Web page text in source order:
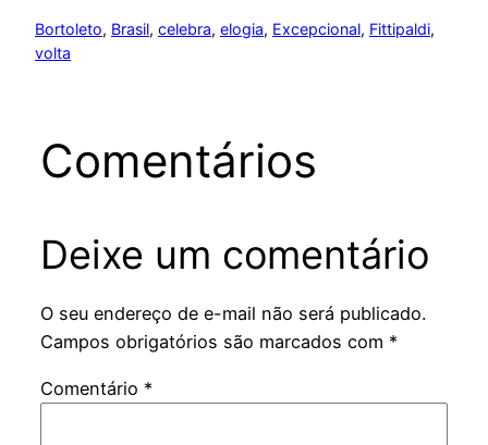
Bortoleto, Brasil, celebra, elogia, Excepcional, Fittipaldi
volta
Comentários
Deixe um comentário
O seu endereço de e-mail não será publicado.
Campos obrigatórios são marcados com *
Comentário *